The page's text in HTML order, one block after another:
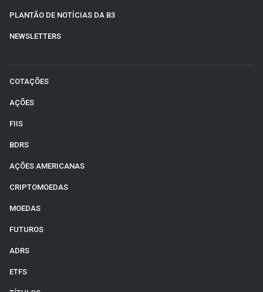
PLANTÃO DE NOTÍCIAS DA B3
NEWSLETTERS
COTAÇÕES
AÇÕES
FIIS
BDRS
AÇÕES AMERICANAS
CRIPTOMOEDAS
MOEDAS
FUTUROS
ADRS
ETFS